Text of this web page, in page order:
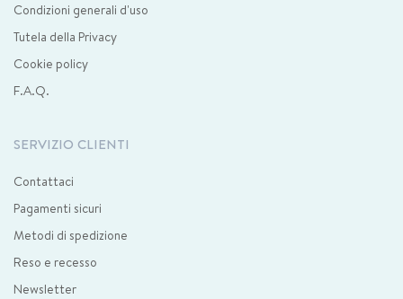
Condizioni generali d'uso
Tutela della Privacy
Cookie policy
F.A.Q.
SERVIZIO CLIENTI
Contattaci
Pagamenti sicuri
Metodi di spedizione
Reso e recesso
Newsletter